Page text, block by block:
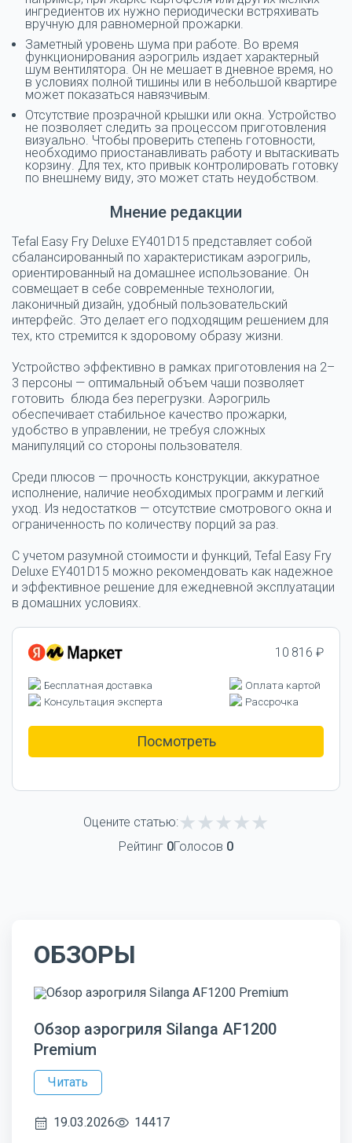
ингредиентов их нужно периодически встряхивать
вручную для равномерной прожарки.
Заметный уровень шума при работе. Во время
функционирования аэрогриль издает характерный
шум вентилятора. Он не мешает в дневное время, но
в условиях полной тишины или в небольшой квартире
может показаться навязчивым.
Отсутствие прозрачной крышки или окна. Устройство
не позволяет следить за процессом приготовления
визуально. Чтобы проверить степень готовности,
необходимо приостанавливать работу и вытаскивать
корзину. Для тех, кто привык контролировать готовку
по внешнему виду, это может стать неудобством.
Мнение редакции
Tefal Easy Fry Deluxe EY401D15 представляет собой
сбалансированный по характеристикам аэрогриль,
ориентированный на домашнее использование. Он
совмещает в себе современные технологии,
лаконичный дизайн, удобный пользовательский
интерфейс. Это делает его подходящим решением для
тех, кто стремится к здоровому образу жизни.
Устройство эффективно в рамках приготовления на 2–
3 персоны — оптимальный объем чаши позволяет
готовить блюда без перегрузки. Аэрогриль
обеспечивает стабильное качество прожарки,
удобство в управлении, не требуя сложных
манипуляций со стороны пользователя.
Среди плюсов — прочность конструкции, аккуратное
исполнение, наличие необходимых программ и легкий
уход. Из недостатков — отсутствие смотрового окна и
ограниченность по количеству порций за раз.
С учетом разумной стоимости и функций, Tefal Easy Fry
Deluxe EY401D15 можно рекомендовать как надежное
и эффективное решение для ежедневной эксплуатации
в домашних условиях.
10 816 ₽
Бесплатная доставка
Оплата картой
Консультация эксперта
Рассрочка
Посмотреть
Оцените статью:
Рейтинг 0Голосов 0
ОБЗОРЫ
Обзор аэрогриля Silanga AF1200
Premium
Читать
19.03.2026 14417